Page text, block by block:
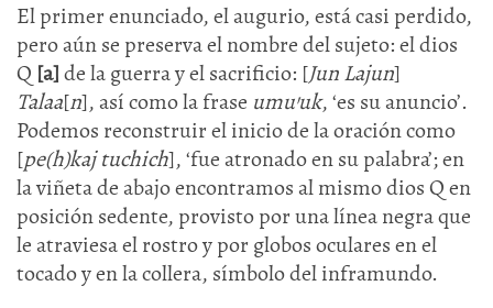
El primer enunciado, el augurio, está casi perdido,
pero aún se preserva el nombre del sujeto: el dios
Q [a]de la guerra y el sacrificio: [Jun Lajun]
Talaa[n], así como la frase umu’uk, ‘es su anuncio’.
Podemos reconstruir el inicio de la oración como
[pe(h)kaj tuchich], ‘fue atronado en su palabra’; en
la viñeta de abajo encontramos al mismo dios Q en
posición sedente, provisto por una línea negra que
le atraviesa el rostro y por globos oculares en el
tocado y en la collera, símbolo del inframundo.